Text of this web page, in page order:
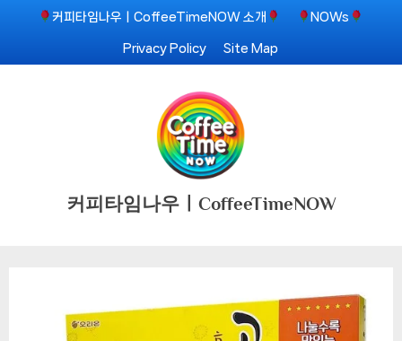
content
커피타임나우ㅣCoffeeTimeNOW 소개 NOWs
Privacy Policy Site Map
커피타임나우ㅣCoffeeTimeNOW